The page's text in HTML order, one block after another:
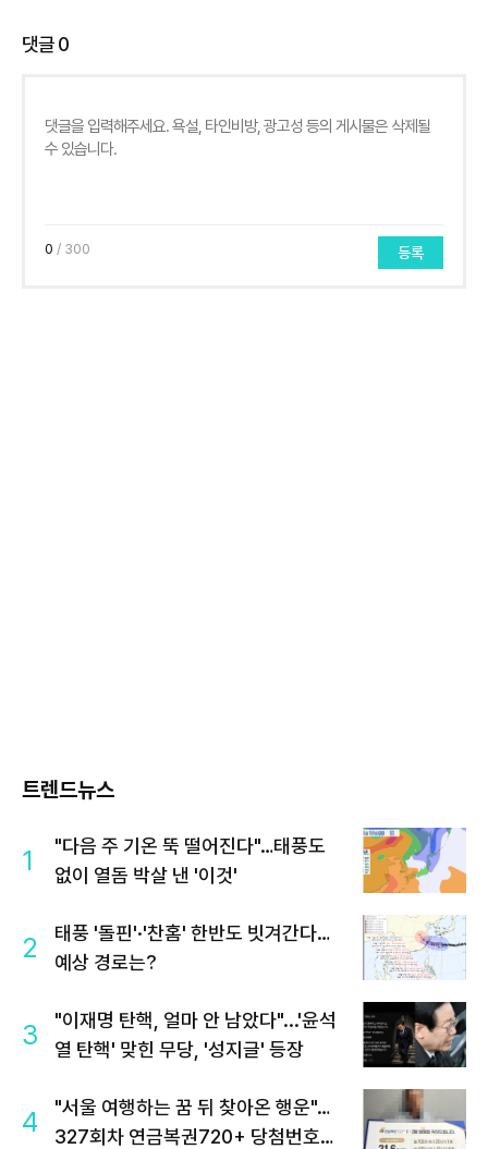
댓글0
0 / 300 등록
트렌드뉴스
1
"다음 주 기온 뚝 떨어진다"…태풍도
없이 열돔 박살 낸 '이것'
2
태풍 '돌핀'·'찬홈' 한반도 빗겨간다…
예상 경로는?
3
"이재명 탄핵, 얼마 안 남았다"...'윤석
열 탄핵' 맞힌 무당, '성지글' 등장
4
"서울 여행하는 꿈 뒤 찾아온 행운"…
327회차 연금복권720+ 당첨번호조